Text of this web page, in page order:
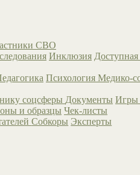
СВО
Инклюзия Доступная
Психология Медико-
соцсферы Документы Игры
и образцы Чек-листы
Собкоры Эксперты